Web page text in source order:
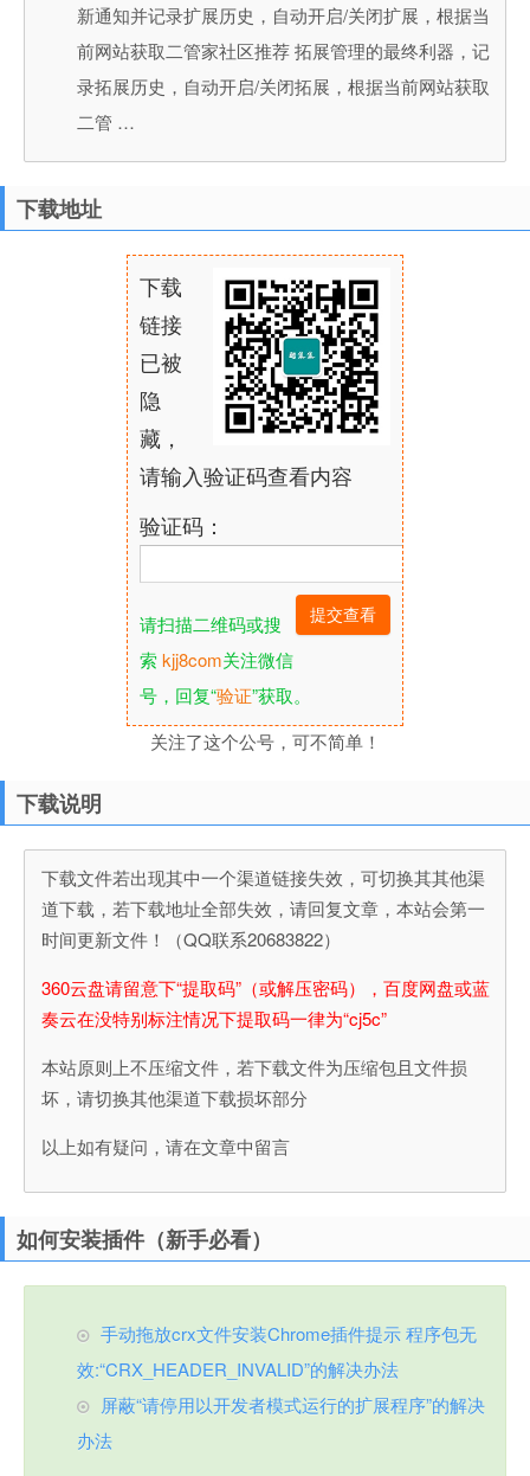
新通知并记录扩展历史，自动开启/关闭扩展，根据当
前网站获取二管家社区推荐 拓展管理的最终利器，记
录拓展历史，自动开启/关闭拓展，根据当前网站获取
二管 …
下载地址
下载
链接
已被
隐
藏，
请输入验证码查看内容
验证码：
请扫描二维码或搜
索kjj8com关注微信
号，回复“验证”获取。
关注了这个公号，可不简单！
下载说明
下载文件若出现其中一个渠道链接失效，可切换其其他渠
道下载，若下载地址全部失效，请回复文章，本站会第一
时间更新文件！（QQ联系20683822）
360云盘请留意下“提取码”（或解压密码），百度网盘或蓝
奏云在没特别标注情况下提取码一律为“cj5c”
本站原则上不压缩文件，若下载文件为压缩包且文件损
坏，请切换其他渠道下载损坏部分
以上如有疑问，请在文章中留言
如何安装插件（新手必看）
手动拖放crx文件安装Chrome插件提示 程序包无
效:“CRX_HEADER_INVALID”的解决办法
屏蔽“请停用以开发者模式运行的扩展程序”的解决
办法